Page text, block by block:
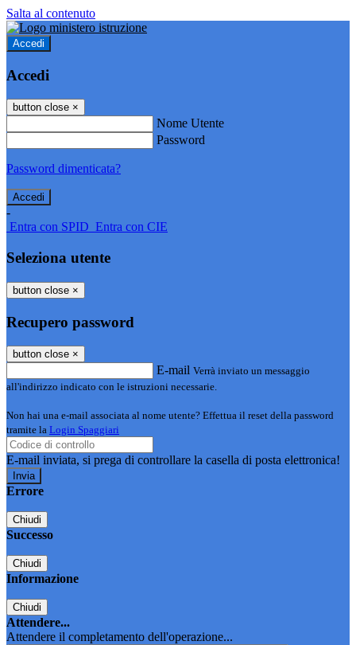
Salta al contenuto
Accedi
Accedi
button close ×
Nome Utente
Password
Password dimenticata?
-
Entra con SPID Entra con CIE
Seleziona utente
button close ×
Recupero password
button close ×
E-mail Verrà inviato un messaggio
all'indirizzo indicato con le istruzioni necessarie.
Non hai una e-mail associata al nome utente? Effettua il reset della password
tramite la Login Spaggiari
E-mail inviata, si prega di controllare la casella di posta elettronica!
Errore
Chiudi
Successo
Chiudi
Informazione
Chiudi
Attendere...
Attendere il completamento dell'operazione...